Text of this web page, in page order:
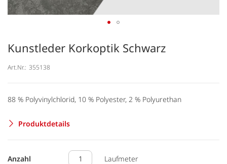
Kunstleder Korkoptik Schwarz
Art.Nr.: 355138
88 % Polyvinylchlorid, 10 % Polyester, 2 % Polyurethan
Produktdetails
Anzahl Laufmeter